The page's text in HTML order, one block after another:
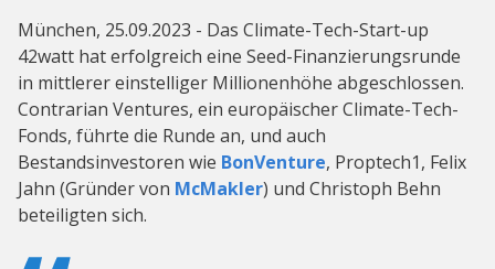
München, 25.09.2023 - Das Climate-Tech-Start-up
42watt hat erfolgreich eine Seed-Finanzierungsrunde
in mittlerer einstelliger Millionenhöhe abgeschlossen.
Contrarian Ventures, ein europäischer Climate-Tech-
Fonds, führte die Runde an, und auch
Bestandsinvestoren wie BonVenture, Proptech1, Felix
Jahn (Gründer von McMakler) und Christoph Behn
beteiligten sich.